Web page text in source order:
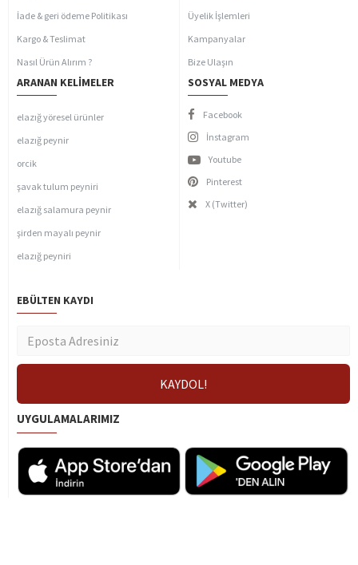
İade & geri ödeme Politikası
Kargo & Teslimat
Nasıl Ürün Alırım ?
Üyelik İşlemleri
Kampanyalar
Bize Ulaşın
ARANAN KELIMELER
elazığ yöresel ürünler
elazığ peynir
orcik
şavak tulum peyniri
elazığ salamura peynir
şirden mayalı peynir
elazığ peyniri
SOSYAL MEDYA
Facebook
İnstagram
Youtube
Pinterest
X (Twitter)
EBÜLTEN KAYDI
UYGULAMALARIMIZ